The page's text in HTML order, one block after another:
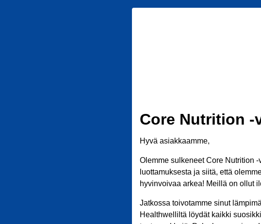
Core Nutrition
Hyvä asiakkaamme,
Olemme sulkeneet Core Nutrition
luottamuksesta ja siitä, että
hyvinvoivaa arkea! Meillä on ollut
Jatkossa toivotamme sinut
Healthwelliltä löydät kaikki